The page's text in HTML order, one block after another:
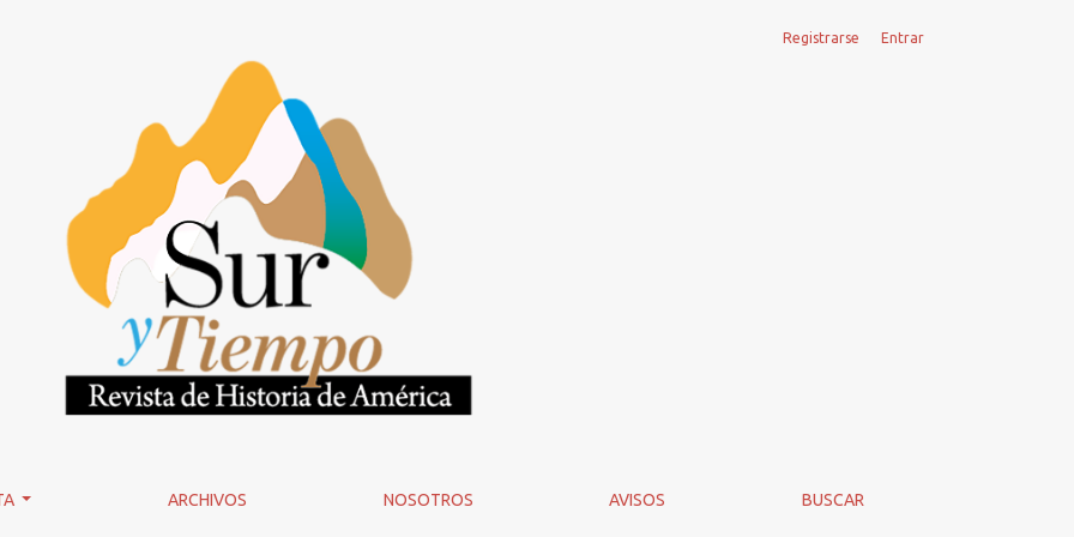
del coloniaje (1873)</i>, de Luis Alegría, Hugo Rueda y Felipe Delgado (Santiago, Museo Histórico Nacional, 2022, 148
ARCHIVOS NOSOTROS AVISOS BUSCAR
Registrarse Entrar